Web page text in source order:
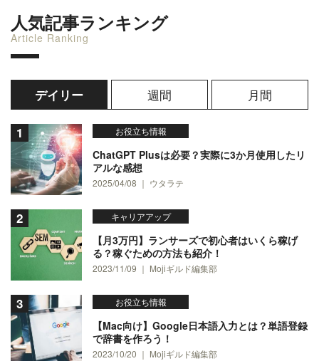
人気記事ランキング
Article Ranking
デイリー 週間 月間
お役立ち情報
ChatGPT Plusは必要？実際に3か月使用したリ
アルな感想
2025/04/08 ｜ ウタラテ
キャリアアップ
【月3万円】ランサーズで初心者はいくら稼げ
る？稼ぐための方法も紹介！
2023/11/09 ｜ Mojiギルド編集部
お役立ち情報
【Mac向け】Google日本語入力とは？単語登録
で辞書を作ろう！
2023/10/20 ｜ Mojiギルド編集部